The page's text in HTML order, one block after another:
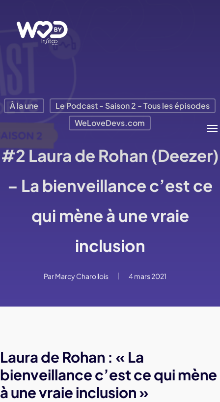
contenu
principal
À la une
Le Podcast - Saison 2 - Tous les épisodes
WeLoveDevs.com
#2 Laura de Rohan (Deezer)
– La bienveillance c’est ce
qui mène à une vraie
inclusion
ParMarcy Charollois 4 mars 2021
Laura de Rohan : « La
bienveillance c’est ce qui mène
à une vraie inclusion »